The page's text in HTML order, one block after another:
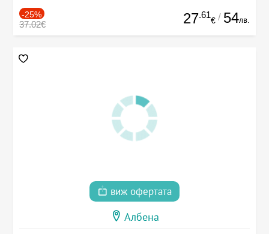
-25%
37.02€ 27.61
€ / 54лв.
виж офертата
Албена